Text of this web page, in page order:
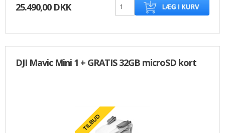
25.490,00 DKK
DJI Mavic Mini 1 + GRATIS 32GB microSD kort